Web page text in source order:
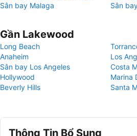
Sân bay Malaga
Sân
Gần Lakewood
Long Beach
Anaheim
Los
Sân bay Los Angeles
Costa
Hollywood
Marina
Beverly Hills
Santa
Thông Tin Bổ Sung